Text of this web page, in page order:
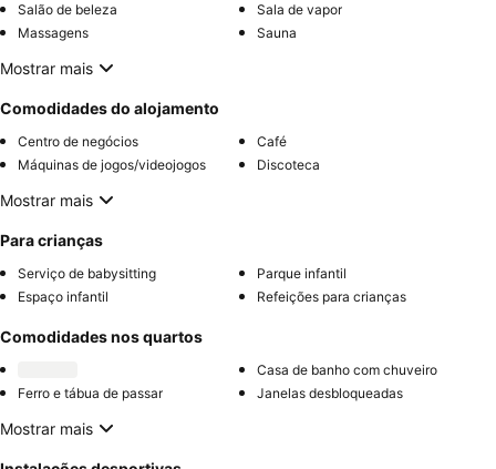
Salão de beleza
Sala de vapor
Massagens
Sauna
Mostrar mais
Comodidades do alojamento
Centro de negócios
Café
Máquinas de jogos/videojogos
Discoteca
Mostrar mais
Para crianças
Serviço de babysitting
Parque infantil
Espaço infantil
Refeições para crianças
Comodidades nos quartos
Casa de banho com chuveiro
Ferro e tábua de passar
Janelas desbloqueadas
Mostrar mais